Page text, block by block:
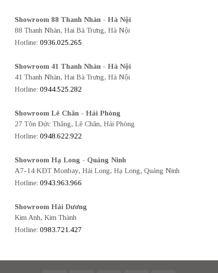
Showroom 88 Thanh Nhàn - Hà Nội
88 Thanh Nhàn, Hai Bà Trưng, Hà Nội
Hotline: 0936.025.265
Showroom 41 Thanh Nhàn - Hà Nội
41 Thanh Nhàn, Hai Bà Trưng, Hà Nội
Hotline: 0944.525.282
Showroom Lê Chân - Hải Phòng
27 Tôn Đức Thắng, Lê Chân, Hải Phòng
Hotline: 0948.622.922
Showroom Hạ Long - Quảng Ninh
A7-14 KĐT Monbay, Hải Long, Hạ Long, Quảng Ninh
Hotline: 0943.963.966
Showroom Hải Dương
Kim Anh, Kim Thành
Hotline: 0983.721.427